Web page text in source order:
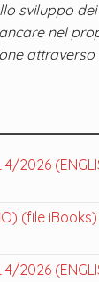
sviluppo
nel
4/2026
(file iBooks)
4/2026